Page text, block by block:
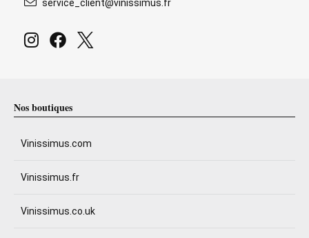
service_client@vinissimus.fr
Nos boutiques
Vinissimus.com
Vinissimus.fr
Vinissimus.co.uk